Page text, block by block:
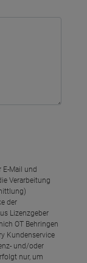
Mail und
Verarbeitung
der
Lizenzgeber
OT Behringen
Kundenservice
und/oder
nur, um